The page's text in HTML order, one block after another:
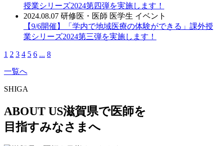
授業シリーズ2024第四弾を実施します！
2024.08.07 研修医・医師 医学生 イベント
【9/6開催】「学内で地域医療の体験ができる」課外授
業シリーズ2024第三弾を実施します！
1 2 3 4 5 6 ... 8
一覧へ
SHIGA
ABOUT US滋賀県で医師を
目指すみなさまへ